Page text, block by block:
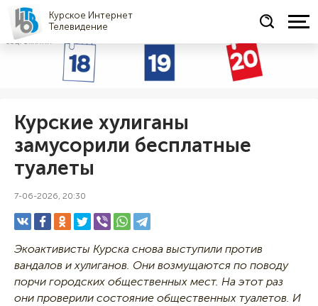
Курское Интернет
Телевидение
СОЦРЕКЛАМА
Курские хулиганы
замусорили бесплатные
туалеты
7-06-2026, 20:30
Экоактивисты Курска снова выступили против
вандалов и хулиганов. Они возмущаются по поводу
порчи городских общественных мест. На этот раз
они проверили состояние общественных туалетов. И